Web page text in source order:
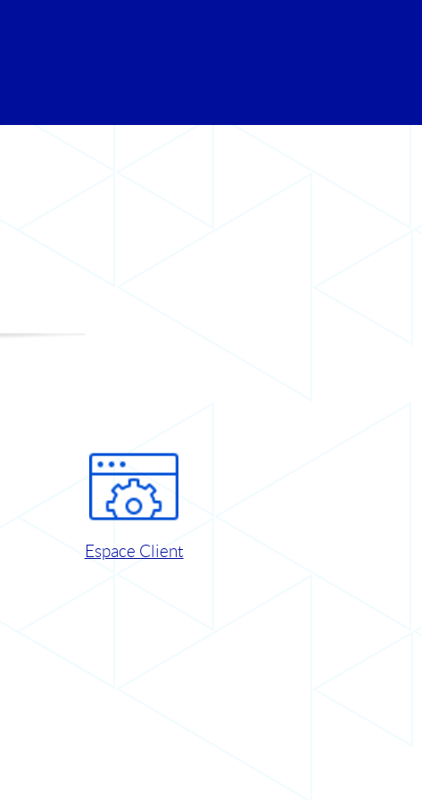
Espace Client